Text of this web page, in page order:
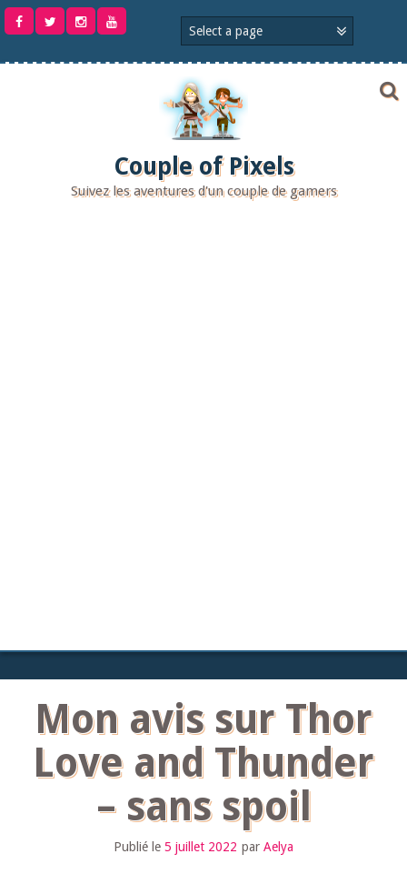
Aller
Couple of Pixels
Suivez les aventures d'un couple de gamers
Mon avis sur Thor
Love and Thunder
– sans spoil
Publié le 5 juillet 2022 par Aelya